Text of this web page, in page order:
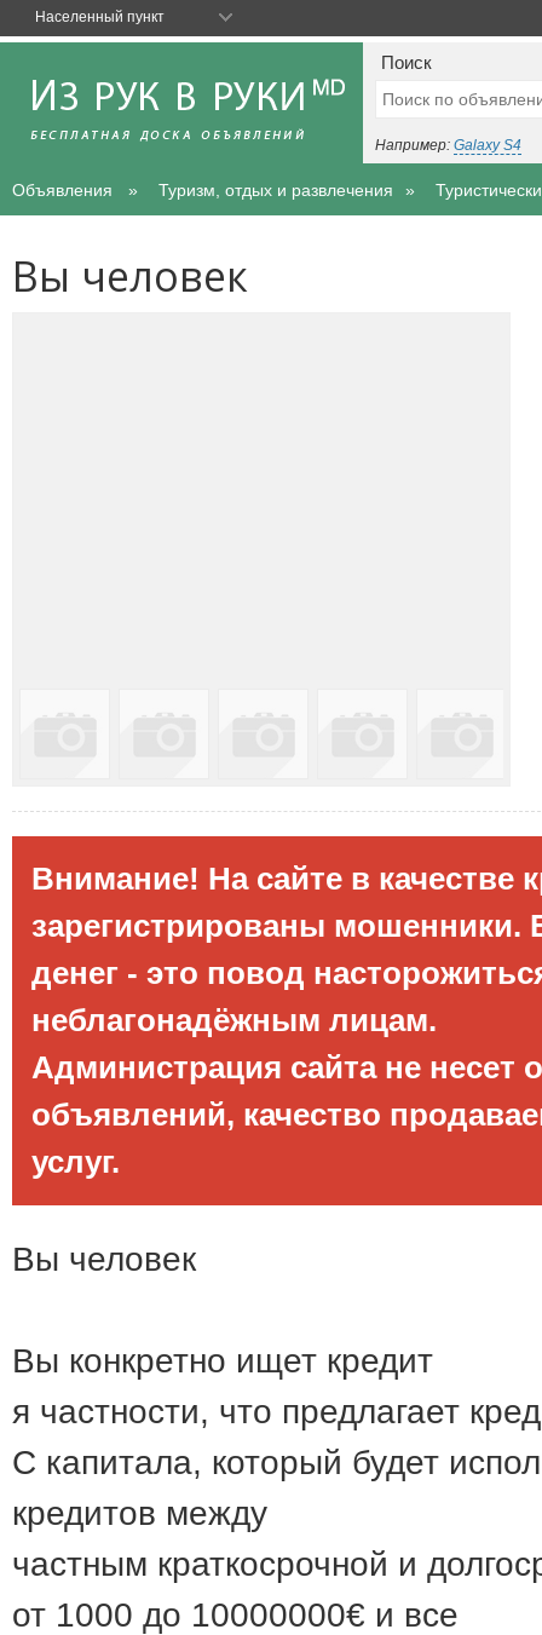
Поиск
Например: Galaxy S4
Объявления Туризм, отдых и развлечения
Вы человек
Внимание! На сайте в качестве
зарегистрированы мошенники.
денег - это повод
неблагонадёжным лицам.
Администрация сайта не несет
объявлений, качество
услуг.
Вы человек
Вы конкретно ищет кредит
я частности, что предлагает
С капитала, который будет
кредитов между
частным краткосрочной и
от 1000 до 10000000€ и все
Населенный пункт